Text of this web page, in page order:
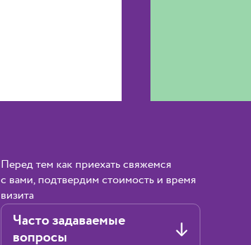
Перед тем как приехать свяжемся
с вами, подтвердим стоимость и время
визита
Часто задаваемые
вопросы